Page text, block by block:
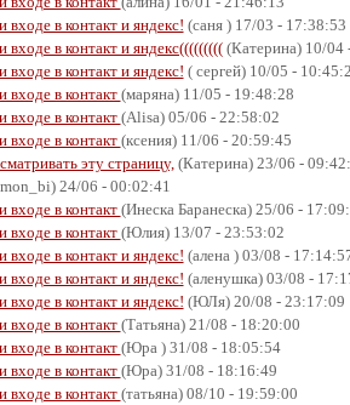
входе в контакт и яндекс! (саня ) 17/03 - 17:38:53
входе в контакт и яндекс((((((((((Катерина) 10/04
входе в контакт и яндекс! ( сергей) 10/05 -
входе в контакт (маряна) 11/05 - 19:48:28
входе в контакт (Alisa) 05/06 - 22:58:02
входе в контакт (ксения) 11/06 - 20:59:45
эту страницу, (Катерина) 23/06 -
24/06 - 00:02:41
входе в контакт (Инеска Баранеска) 25/06 -
входе в контакт (Юлия) 13/07 - 23:53:02
входе в контакт и яндекс! (алена ) 03/08 -
входе в контакт и яндекс! (аленушка) 03/08 -
входе в контакт и яндекс! (ЮЛя) 20/08 - 23:17:09
входе в контакт (Татьяна) 21/08 - 18:20:00
входе в контакт (Юра ) 31/08 - 18:05:54
входе в контакт (Юра) 31/08 - 18:16:49
входе в контакт (татьяна) 08/10 - 19:59:00